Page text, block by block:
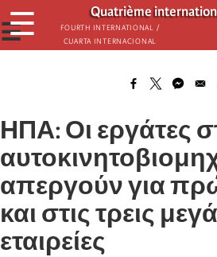
Παράκαμψη
προς
το
Quatrième
Fourth International /
Cuarta Internacional
☰
☰
ΗΠΑ: Οι εργάτες
απεργούν για
και στις τρεις
εταιρείες